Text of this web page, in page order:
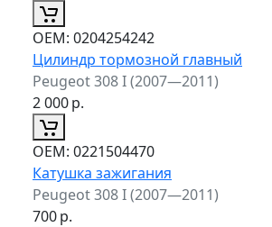
ОЕМ: 0204254242
Цилиндр тормозной главный
Peugeot 308 I (2007—2011)
2 000р.
ОЕМ: 0221504470
Катушка зажигания
Peugeot 308 I (2007—2011)
700р.